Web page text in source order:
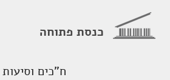
כנסת פתוחה
ח"כים וסיעות